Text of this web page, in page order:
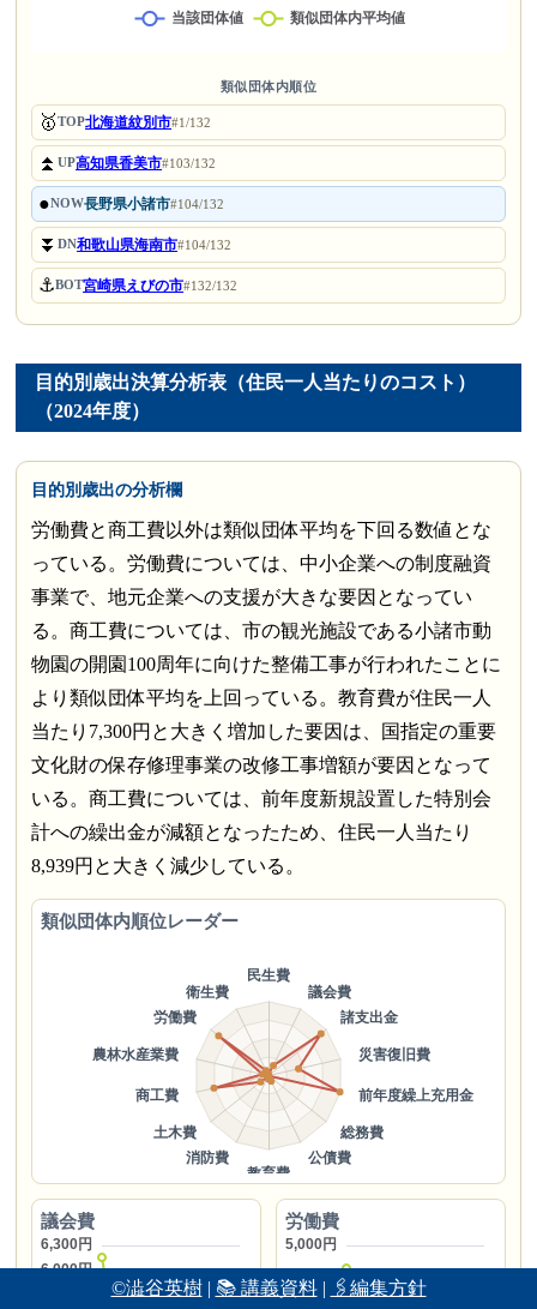
©澁谷英樹| 📚 講義資料| 🖇編集方針
類似団体内順位
🥇TOP北海道紋別市#1/132
⏫UP高知県香美市#103/132
●NOW長野県小諸市#104/132
⏬DN和歌山県海南市#104/132
⚓BOT宮崎県えびの市#132/132
目的別歳出決算分析表（住民一人当たりのコスト）
（2024年度）
目的別歳出の分析欄
労働費と商工費以外は類似団体平均を下回る数値とな
っている。労働費については、中小企業への制度融資
事業で、地元企業への支援が大きな要因となってい
る。商工費については、市の観光施設である小諸市動
物園の開園100周年に向けた整備工事が行われたことに
より類似団体平均を上回っている。教育費が住民一人
当たり7,300円と大きく増加した要因は、国指定の重要
文化財の保存修理事業の改修工事増額が要因となって
いる。商工費については、前年度新規設置した特別会
計への繰出金が減額となったため、住民一人当たり
8,939円と大きく減少している。
類似団体内順位レーダー
議会費 労働費